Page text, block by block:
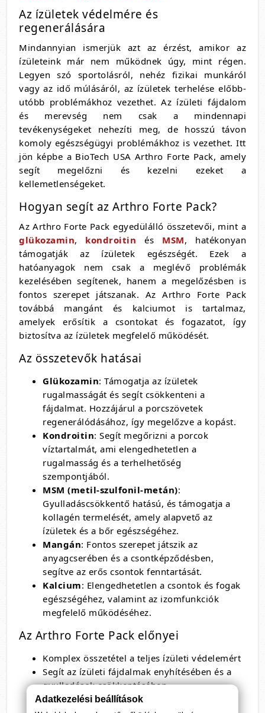
Az ízületek védelmére és
regenerálására
Mindannyian ismerjük azt az érzést, amikor az
ízületeink már nem működnek úgy, mint régen.
Legyen szó sportolásról, nehéz fizikai munkáról
vagy az idő múlásáról, az ízületek terhelése előbb-
utóbb problémákhoz vezethet. Az ízületi fájdalom
és merevség nem csak a mindennapi
tevékenységeket nehezíti meg, de hosszú távon
komoly egészségügyi problémákhoz is vezethet. Itt
jön képbe a BioTech USA Arthro Forte Pack, amely
segít megelőzni és kezelni ezeket a
kellemetlenségeket.
Hogyan segít az Arthro Forte Pack?
Az Arthro Forte Pack egyedülálló összetevői, mint a
glükozamin, kondroitin és MSM, hatékonyan
támogatják az ízületek egészségét. Ezek a
hatóanyagok nem csak a meglévő problémák
kezelésében segítenek, hanem a megelőzésben is
fontos szerepet játszanak. Az Arthro Forte Pack
továbbá mangánt és kalciumot is tartalmaz,
amelyek erősítik a csontokat és fogazatot, így
biztosítva az ízületek megfelelő működését.
Az összetevők hatásai
Glükozamin: Támogatja az ízületek
rugalmasságát és segít csökkenteni a
fájdalmat. Hozzájárul a porcszövetek
regenerálódásához, így megelőzve a kopást.
Kondroitin: Segít megőrizni a porcok
víztartalmát, ami elengedhetetlen a
rugalmasság és a terhelhetőség
szempontjából.
MSM (metil-szulfonil-metán):
Gyulladáscsökkentő hatású, és támogatja a
kollagén termelését, amely alapvető az
ízületek és a bőr egészségéhez.
Mangán: Fontos szerepet játszik az
anyagcserében és a csontképződésben,
segítve az erős csontok fenntartását.
Kalcium: Elengedhetetlen a csontok és fogak
egészségéhez, valamint az izomfunkciók
megfelelő működéséhez.
Az Arthro Forte Pack előnyei
Komplex összetétel a teljes ízületi védelemért
Segít az ízületi fájdalmak enyhítésében és a
gyulladások csökkentésében
Támogatja a csontok és porcok egészségét
Adatkezelési beállítások